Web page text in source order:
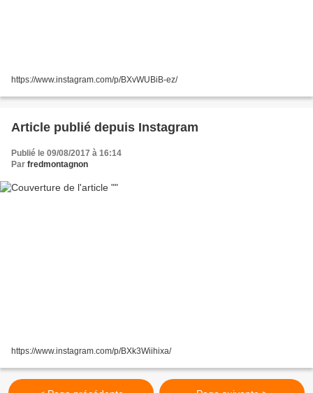
https://www.instagram.com/p/BXvWUBiB-ez/
Article publié depuis Instagram
Publié le 09/08/2017 à 16:14
Par fredmontagnon
https://www.instagram.com/p/BXk3Wiihixa/